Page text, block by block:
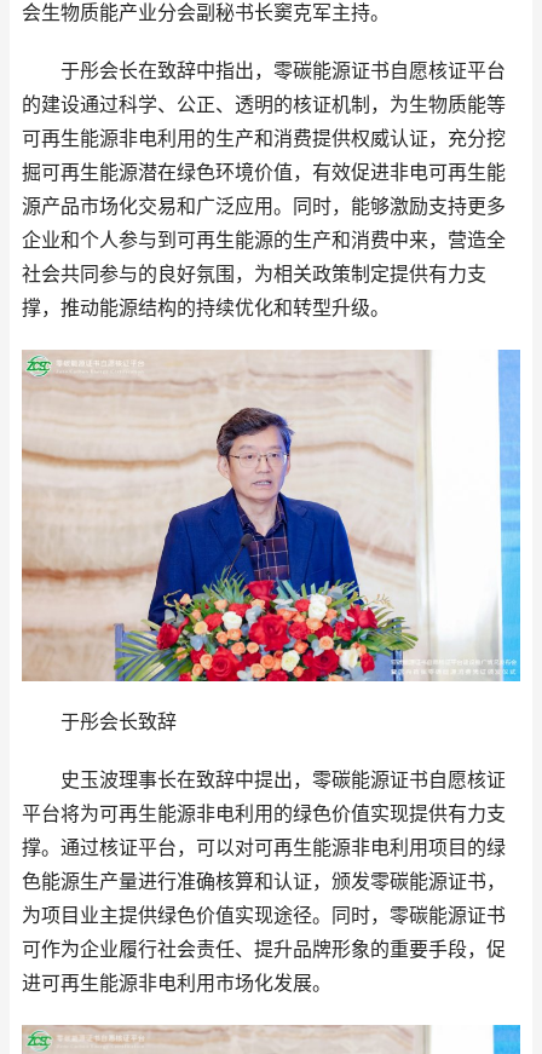
会生物质能产业分会副秘书长窦克军主持。
于彤会长在致辞中指出，零碳能源证书自愿核证平台
的建设通过科学、公正、透明的核证机制，为生物质能等
可再生能源非电利用的生产和消费提供权威认证，充分挖
掘可再生能源潜在绿色环境价值，有效促进非电可再生能
源产品市场化交易和广泛应用。同时，能够激励支持更多
企业和个人参与到可再生能源的生产和消费中来，营造全
社会共同参与的良好氛围，为相关政策制定提供有力支
撑，推动能源结构的持续优化和转型升级。
于彤会长致辞
史玉波理事长在致辞中提出，零碳能源证书自愿核证
平台将为可再生能源非电利用的绿色价值实现提供有力支
撑。通过核证平台，可以对可再生能源非电利用项目的绿
色能源生产量进行准确核算和认证，颁发零碳能源证书，
为项目业主提供绿色价值实现途径。同时，零碳能源证书
可作为企业履行社会责任、提升品牌形象的重要手段，促
进可再生能源非电利用市场化发展。